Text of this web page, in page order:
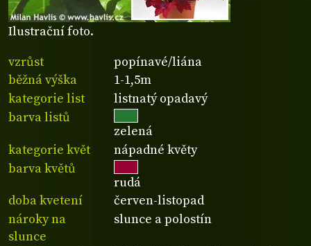
Ilustrační foto.
vzrůst
popínavé/liána
běžná výška
1-1,5m
kategorie list
listnatý opadavý
barva listů
zelená
kategorie květ
nápadné květy
barva květů
rudá
doba kvetení
červen-listopad
nároky na
slunce
slunce a polostín